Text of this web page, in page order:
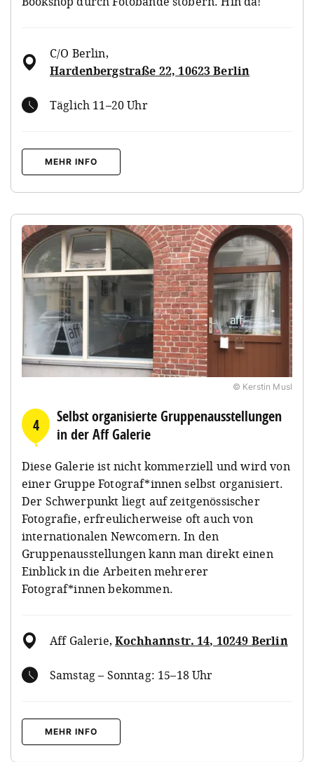
C/O Berlin,
Hardenbergstraße 22, 10623 Berlin
Täglich 11–20 Uhr
MEHR INFO
© Kerstin Musl
4
Selbst organisierte Gruppenausstellungen
in der Aff Galerie
Diese Galerie ist nicht kommerziell und wird von
einer Gruppe Fotograf*innen selbst organisiert.
Der Schwerpunkt liegt auf zeitgenössischer
Fotografie, erfreulicherweise oft auch von
internationalen Newcomern. In den
Gruppenausstellungen kann man direkt einen
Einblick in die Arbeiten mehrerer
Fotograf*innen bekommen.
Aff Galerie,Kochhannstr. 14, 10249 Berlin
Samstag – Sonntag: 15–18 Uhr
MEHR INFO